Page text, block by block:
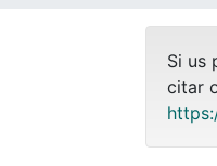
Si us
citar